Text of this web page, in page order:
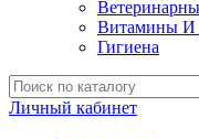
Витамины И
Гигиена
Личный кабинет